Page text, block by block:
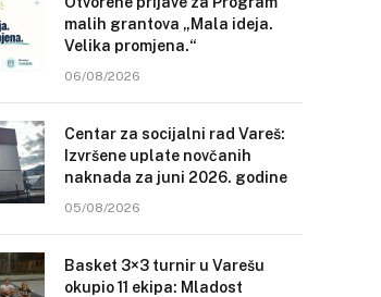
malih grantova „Mala ideja.
Velika promjena.“
06/08/2026
Centar za socijalni rad Vareš:
Izvršene uplate novčanih
naknada za juni 2026. godine
05/08/2026
Basket 3×3 turnir u Varešu
okupio 11 ekipa: Mladost